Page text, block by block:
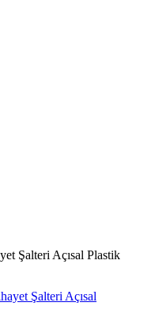
Şalteri Açısal Plastik